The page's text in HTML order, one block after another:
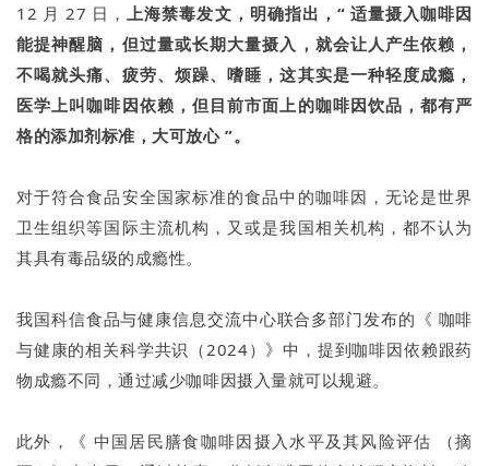
12 月 27 日，
上海禁毒发文，明确指出，“ 适量摄入咖啡因
能提神醒脑，但过量或长期大量摄入，就会让人产生依赖，
不喝就头痛、疲劳、烦躁、嗜睡，这其实是一种轻度成瘾，
医学上叫咖啡因依赖，但目前市面上的咖啡因饮品，都有严
格的添加剂标准，大可放心 ”。
对于符合食品安全国家标准的食品中的咖啡因，无论是世界
卫生组织等国际主流机构，又或是我国相关机构，都不认为
其具有毒品级的成瘾性。
我国科信食品与健康信息交流中心联合多部门发布的《 咖啡
与健康的相关科学共识（2024）》中，提到咖啡因依赖跟药
物成瘾不同，通过减少咖啡因摄入量就可以规避。
此外，《 中国居民膳食咖啡因摄入水平及其风险评估 （摘